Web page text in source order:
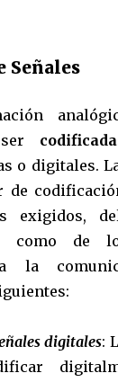
Señales
o digitales.
exigidos,
como de
la
digitales: